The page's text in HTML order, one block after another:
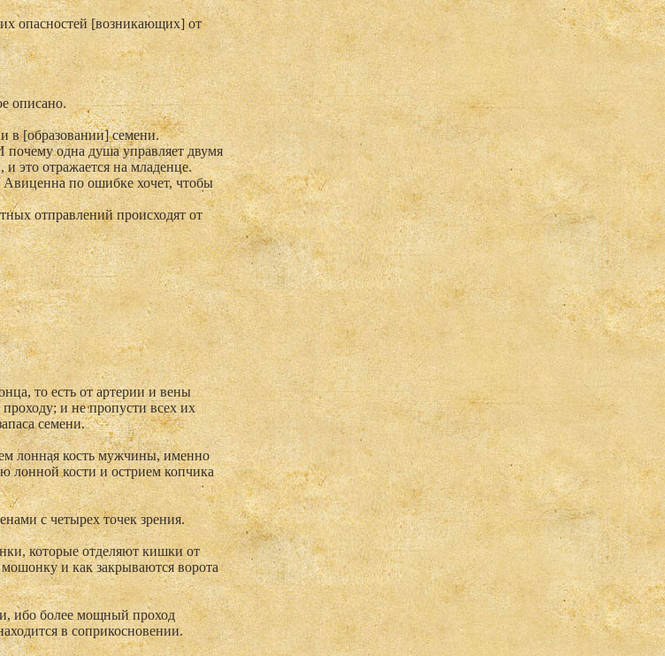
опасностей [возникающих] от
описано.
в [образовании] семени.
одна душа управляет двумя
это отражается на младенце.
по ошибке хочет, чтобы
отправлений происходят от
то есть от артерии и вены
и не пропусти всех их
семени.
лонная кость мужчины, именно
лонной кости и острием копчика
с четырех точек зрения.
которые отделяют кишки от
и как закрываются ворота
ибо более мощный проход
в соприкосновении.